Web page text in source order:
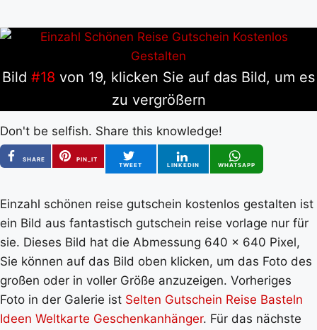
Bild #18 von 19, klicken Sie auf das Bild, um es
zu vergrößern
Don't be selfish. Share this knowledge!
SHARE
PIN_IT
TWEET
LINKEDIN WHATSAPP
Einzahl schönen reise gutschein kostenlos gestalten ist
ein Bild aus fantastisch gutschein reise vorlage nur für
sie. Dieses Bild hat die Abmessung 640 x 640 Pixel,
Sie können auf das Bild oben klicken, um das Foto des
großen oder in voller Größe anzuzeigen. Vorheriges
Foto in der Galerie ist Selten Gutschein Reise Basteln
Ideen Weltkarte Geschenkanhänger. Für das nächste